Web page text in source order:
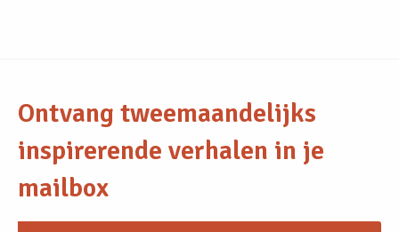
Ontvang tweemaandelijks
inspirerende verhalen in je
mailbox